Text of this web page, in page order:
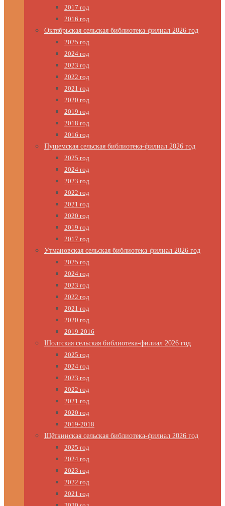
2017 год
2016 год
Октябрьская сельская библиотека-филиал 2026 год
2025 год
2024 год
2023 год
2022 год
2021 год
2020 год
2019 год
2018 год
2016 год
Пушемская сельская библиотека-филиал 2026 год
2025 год
2024 год
2023 год
2022 год
2021 год
2020 год
2019 год
2017 год
Утмановская сельская библиотека-филиал 2026 год
2025 год
2024 год
2023 год
2022 год
2021 год
2020 год
2019-2016
Шолгская сельская библиотека-филиал 2026 год
2025 год
2024 год
2023 год
2022 год
2021 год
2020 год
2019-2018
Щёткинская сельская библиотека-филиал 2026 год
2025 год
2024 год
2023 год
2022 год
2021 год